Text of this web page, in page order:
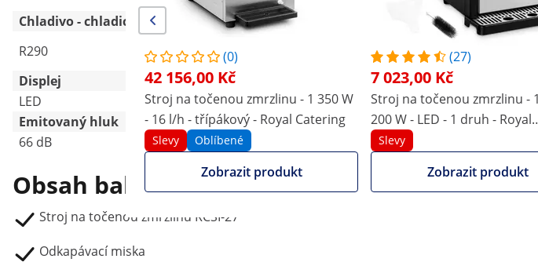
Chladivo - chladicí kapalina
R290
R290 R600A
Displej
LED
LED LED
Emitovaný hluk
66 dB
66 dB 60 dB
Obsah balení
Stroj na točenou zmrzlinu RCSI-27
Odkapávací miska
(0)
42 156,00 Kč
Stroj na točenou zmrzlinu - 1 350 W
- 16 l/h - třípákový - Royal Catering
Slevy Oblíbené
Zobrazit produkt
(27)
7 023,00 Kč
Stroj na točenou zmrzlinu -
200 W - LED - 1 druh - Royal
Catering
Slevy
Zobrazit produkt